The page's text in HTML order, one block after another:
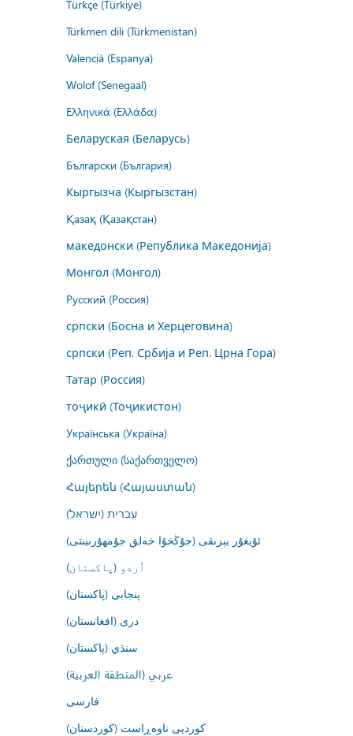
Türkçe (Türkiye)
Türkmen dili (Türkmenistan)
Valencià (Espanya)
Wolof (Senegaal)
Ελληνικά (Ελλάδα)
Беларуская (Беларусь)
Български (България)
Кыргызча (Кыргызстан)
Қазақ (Қазақстан)
македонски (Република Македонија)
Монгол (Монгол)
Русский (Россия)
српски (Босна и Херцеговина)
српски (Реп. Србија и Реп. Црна Гора)
Татар (Россия)
тоҷикӣ (Тоҷикистон)
Українська (Україна)
ქართული (საქართველო)
Հայերեն (Հայաստան)
עברית (ישראל)
ئۇيغۇر يېزىقى (جۇڭخۇا خەلق جۇمھۇرىيىتى)
اُردو (پاکستان)
پنجابی (پاکستان)
درى (افغانستان)
سنڌي (پاکستان)
عربي (المنطقة العربية)
فارسى
کوردیی ناوەڕاست (کوردستان)